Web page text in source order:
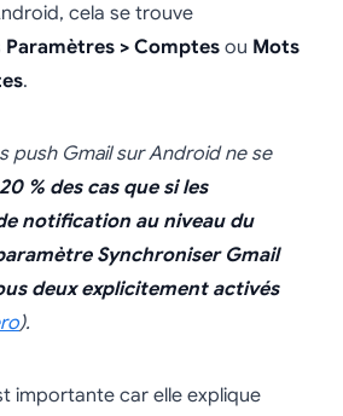
cela se trouve
Paramètres > Comptes ou Mots
.
push Gmail sur Android ne se
20 % des cas que si les
notification au niveau du
Synchroniser Gmail
deux explicitement activés
).
importante car elle explique